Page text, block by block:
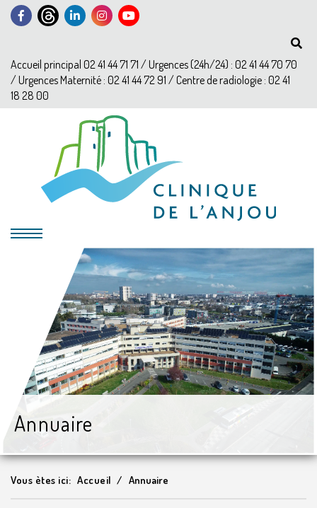
Accueil principal 02 41 44 71 71 / Urgences (24h/24) : 02 41 44 70 70
/ Urgences Maternité : 02 41 44 72 91 / Centre de radiologie : 02 41
18 28 00
Annuaire
Vous ètes ici: Accueil Annuaire